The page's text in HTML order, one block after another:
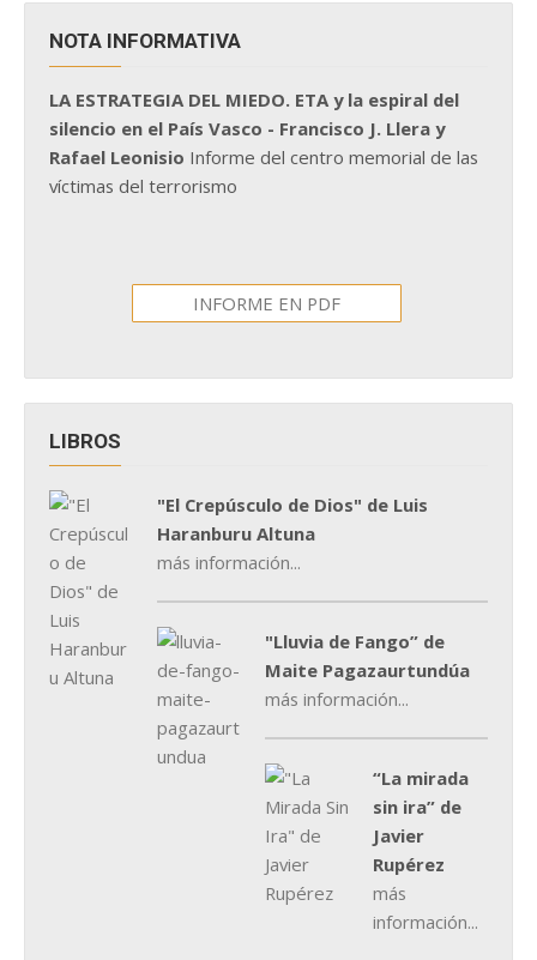
NOTA INFORMATIVA
LA ESTRATEGIA DEL MIEDO. ETA y la espiral del
silencio en el País Vasco - Francisco J. Llera y
Rafael Leonisio Informe del centro memorial de las
víctimas del terrorismo
INFORME EN PDF
LIBROS
"El Crepúsculo de Dios" de Luis
Haranburu Altuna
más información...
"Lluvia de Fango” de
Maite Pagazaurtundúa
más información...
“La mirada
sin ira” de
Javier
Rupérez
más
información...